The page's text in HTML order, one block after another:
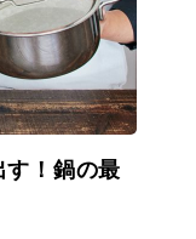
す！鍋の最